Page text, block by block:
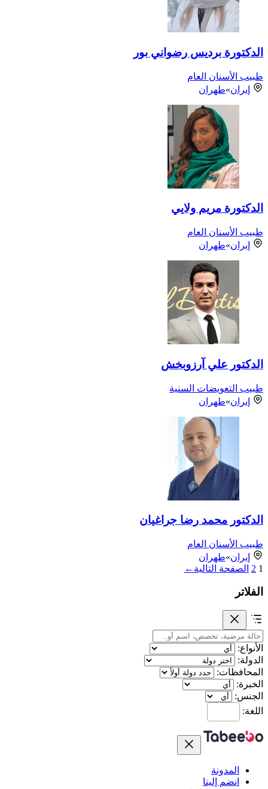
الدكتورة برديس رضواني بور
طبيب الأسنان العام
إيران»طهران
الدكتورة مريم ولايي
طبيب الأسنان العام
إيران»طهران
الدكتور علي آرزوبخش
طبيب التعويضات السنية
إيران»طهران
الدكتور محمد رضا جراغیان
طبيب الأسنان العام
إيران»طهران
1
2 الصفحة التالية ←
الفلاتر
الأنواع:
الدولة:
المحافظات:
الخبرة:
الجنس:
اللغة:
المدونة
انضم إلينا